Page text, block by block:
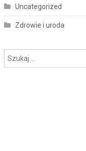
Uncategorized
Zdrowie i uroda